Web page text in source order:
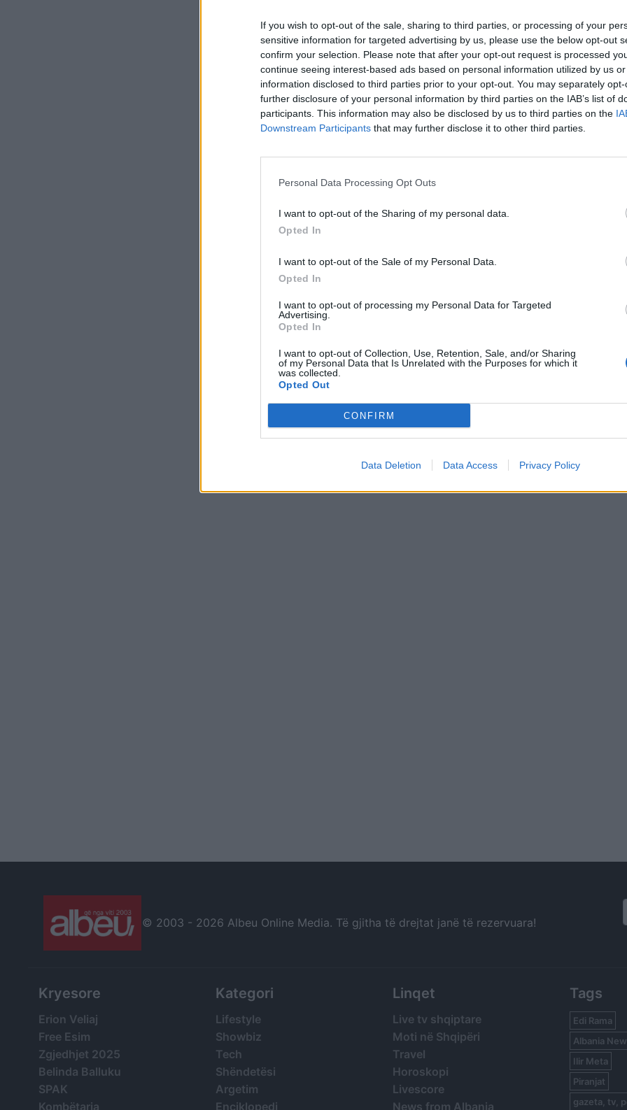
If you wish to opt-out of the sale, sharing to third parties, or processing of your
sensitive information for targeted advertising by us, please use the below opt-out
confirm your selection. Please note that after your opt-out request is processed
continue seeing interest-based ads based on personal information utilized by us
information disclosed to third parties prior to your opt-out. You may separately
further disclosure of your personal information by third parties on the IAB’s list of
participants. This information may also be disclosed by us to third parties on the
Downstream Participants that may further disclose it to other third parties.
Personal Data Processing Opt Outs
I want to opt-out of the Sharing of my personal data.
Opted In
I want to opt-out of the Sale of my Personal Data.
Opted In
I want to opt-out of processing my Personal Data for Targeted
Advertising.
Opted In
I want to opt-out of Collection, Use, Retention, Sale, and/or Sharing
of my Personal Data that Is Unrelated with the Purposes for which it
was collected.
Opted Out
CONFIRM
Data Deletion Data Access Privacy Policy
© 2003 - 2026 Albeu Online Media. Të gjitha të drejtat janë të rezervuara!
Kryesore
Erion Veliaj
Free Esim
Zgjedhjet 2025
Belinda Balluku
SPAK
Kombëtarja
Kategori
Lifestyle
Showbiz
Tech
Shëndetësi
Argetim
Enciklopedi
Linqet
Live tv shqiptare
Moti në Shqipëri
Travel
Horoskopi
Livescore
News from Albania
Tags
Edi Rama
Albania
Ilir Meta
Piranjat
gazeta, tv,